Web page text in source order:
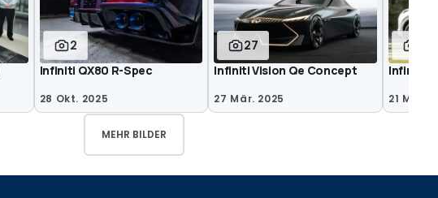
2
Infiniti QX80 R-Spec
28 Okt. 2025
27
Infiniti Vision Qe Concept
27 Mär. 2025
Infiniti
21 Mär.
MEHR BILDER